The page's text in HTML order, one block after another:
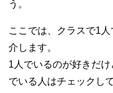
う。
ここでは、クラスで1
介します。
1人でいるのが好きだ
でいる人はチェックし